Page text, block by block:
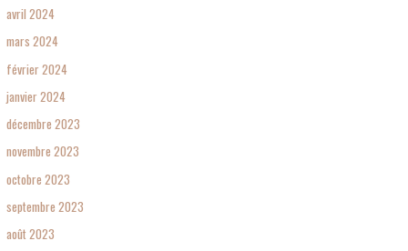
avril 2024
mars 2024
février 2024
janvier 2024
décembre 2023
novembre 2023
octobre 2023
septembre 2023
août 2023